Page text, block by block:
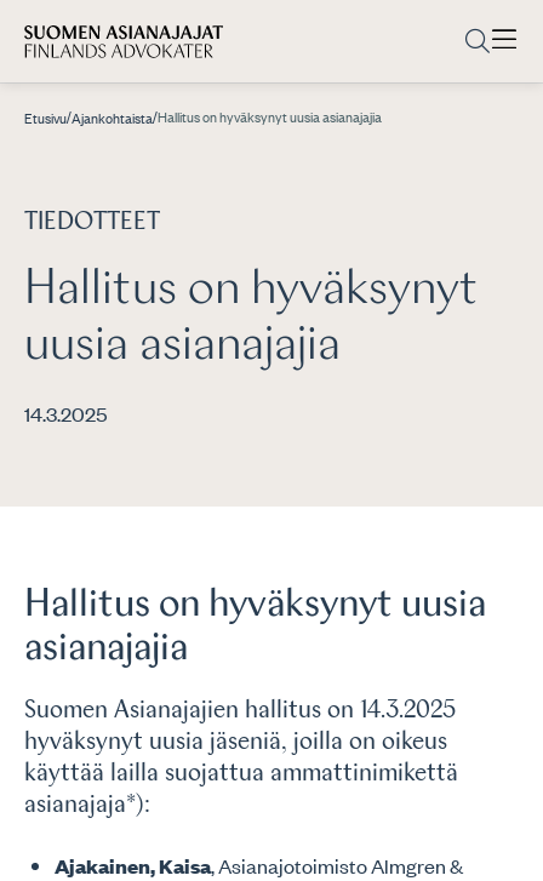
Etusivu/Ajankohtaista/Hallitus on hyväksynyt uusia asianajajia
TIEDOTTEET
Hallitus on hyväksynyt
uusia asianajajia
14.3.2025
Hallitus on hyväksynyt uusia
asianajajia
Suomen Asianajajien hallitus on 14.3.2025
hyväksynyt uusia jäseniä, joilla on oikeus
käyttää lailla suojattua ammattinimikettä
asianajaja*):
Ajakainen, Kaisa, Asianajotoimisto Almgren &